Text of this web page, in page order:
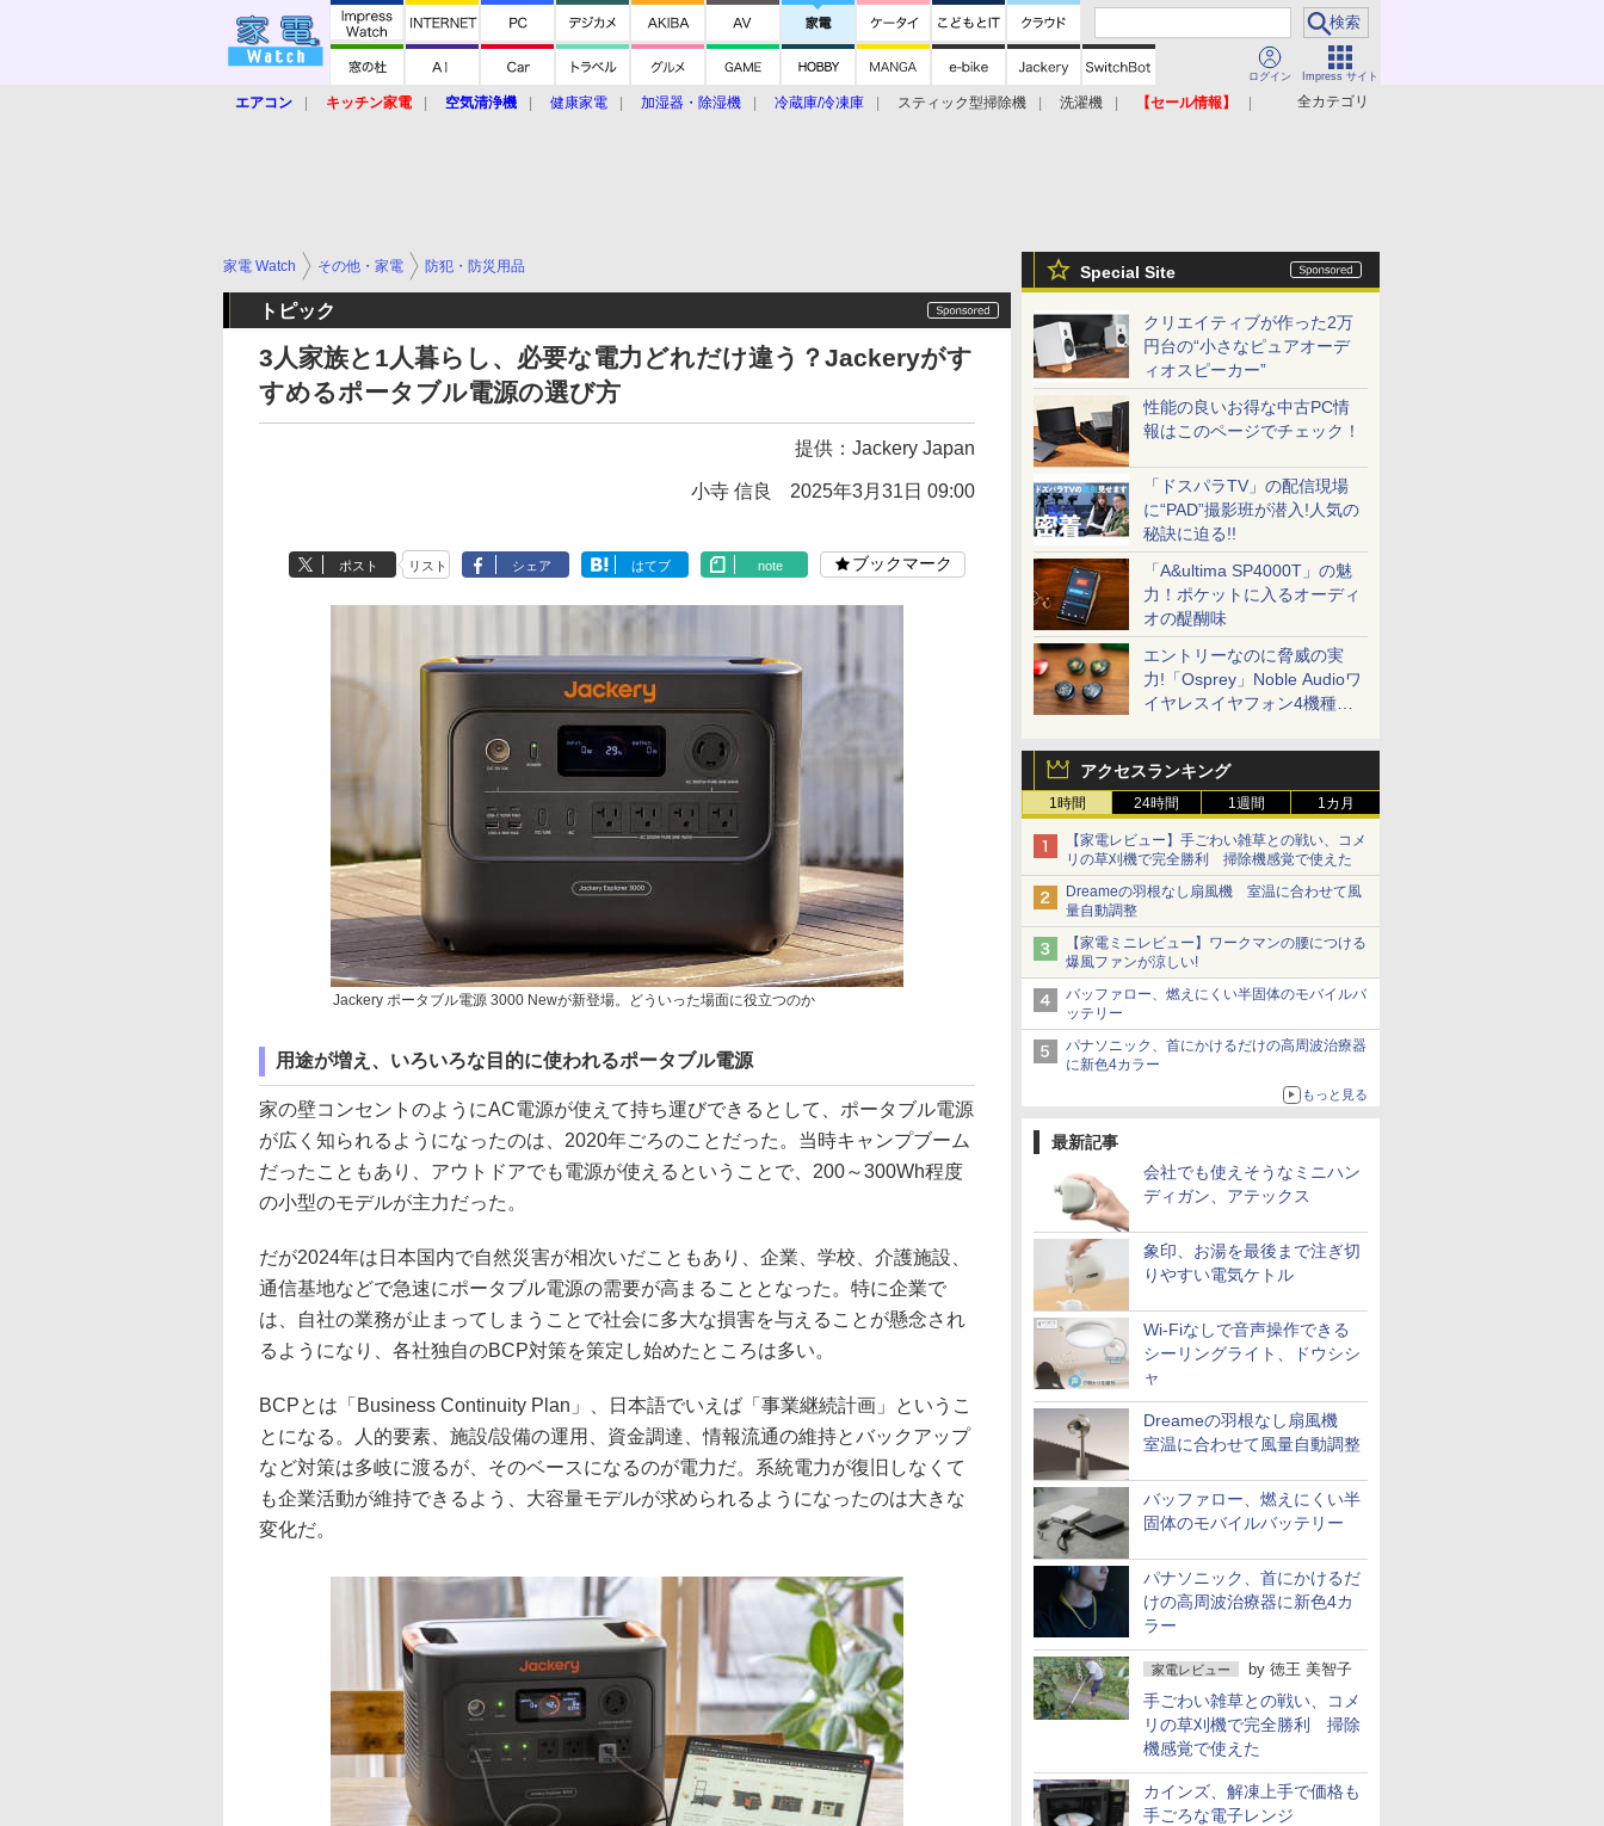
ログイン Impress サイト
全カテゴリ
エアコン キッチン家電 空気清浄機 健康家電 加湿器・除湿機 冷蔵庫/冷凍庫 スティック型掃除機 洗濯機
【セール情報】
Special Site
クリエイティブが作った2万
円台の“小さなピュアオーデ
ィオスピーカー”
性能の良いお得な中古PC情
報はこのページでチェック！
「ドスパラTV」の配信現場
に“PAD”撮影班が潜入!人気の
秘訣に迫る!!
「A&ultima SP4000T」の魅
力！ポケットに入るオーディ
オの醍醐味
エントリーなのに脅威の実
力!「Osprey」Noble Audioワ
イヤレスイヤフォン4機種を
アクセスランキング
1時間 24時間 1週間 1カ月
【家電レビュー】手ごわい雑草との戦い、コメ
リの草刈機で完全勝利 掃除機感覚で使えた
Dreameの羽根なし扇風機 室温に合わせて風
量自動調整
【家電ミニレビュー】ワークマンの腰につける
爆風ファンが涼しい!
バッファロー、燃えにくい半固体のモバイルバ
ッテリー
パナソニック、首にかけるだけの高周波治療器
に新色4カラー
もっと見る
最新記事
会社でも使えそうなミニハン
ディガン、アテックス
象印、お湯を最後まで注ぎ切
りやすい電気ケトル
Wi-Fiなしで音声操作できる
シーリングライト、ドウシシ
ャ
Dreameの羽根なし扇風機
室温に合わせて風量自動調整
バッファロー、燃えにくい半
固体のモバイルバッテリー
パナソニック、首にかけるだ
けの高周波治療器に新色4カ
ラー
家電レビュー by 徳王 美智子
手ごわい雑草との戦い、コメ
リの草刈機で完全勝利 掃除
機感覚で使えた
カインズ、解凍上手で価格も
手ごろな電子レンジ
家電 Watch その他・家電 防犯・防災用品
トピック
3人家族と1人暮らし、必要な電力どれだけ違う？Jackeryがす
すめるポータブル電源の選び方
提供： Jackery Japan
小寺 信良 2025年3月31日 09:00
ポスト リスト シェア はてブ note ブックマーク
Jackery ポータブル電源 3000 Newが新登場。どういった場面に役立つのか
用途が増え、いろいろな目的に使われるポータブル電源
家の壁コンセントのようにAC電源が使えて持ち運びできるとして、ポータブル電源
が広く知られるようになったのは、2020年ごろのことだった。当時キャンプブーム
だったこともあり、アウトドアでも電源が使えるということで、200～300Wh程度
の小型のモデルが主力だった。
だが2024年は日本国内で自然災害が相次いだこともあり、企業、学校、介護施設、
通信基地などで急速にポータブル電源の需要が高まることとなった。特に企業で
は、自社の業務が止まってしまうことで社会に多大な損害を与えることが懸念され
るようになり、各社独自のBCP対策を策定し始めたところは多い。
BCPとは「Business Continuity Plan」、日本語でいえば「事業継続計画」というこ
とになる。人的要素、施設/設備の運用、資金調達、情報流通の維持とバックアップ
など対策は多岐に渡るが、そのベースになるのが電力だ。系統電力が復旧しなくて
も企業活動が維持できるよう、大容量モデルが求められるようになったのは大きな
変化だ。